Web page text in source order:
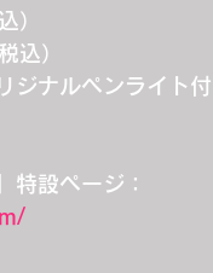
）
込）
ナルペンライト付
設ページ：